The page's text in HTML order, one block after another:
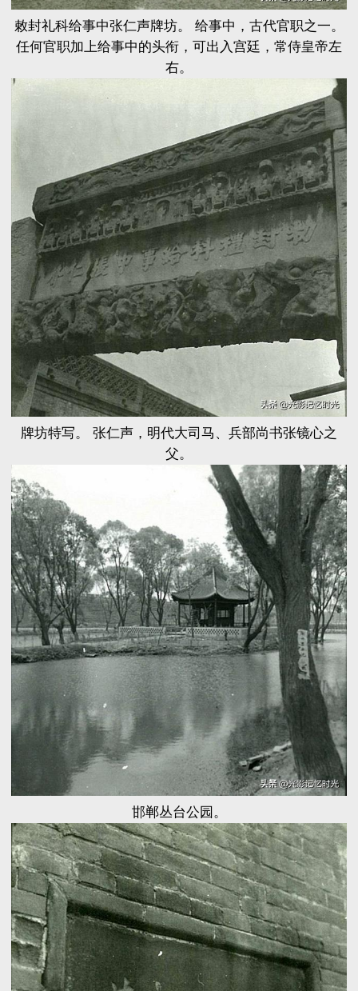
敕封礼科给事中张仁声牌坊。 给事中，古代官职之一。
任何官职加上给事中的头衔，可出入宫廷，常侍皇帝左
右。
牌坊特写。 张仁声，明代大司马、兵部尚书张镜心之
父。
邯郸丛台公园。